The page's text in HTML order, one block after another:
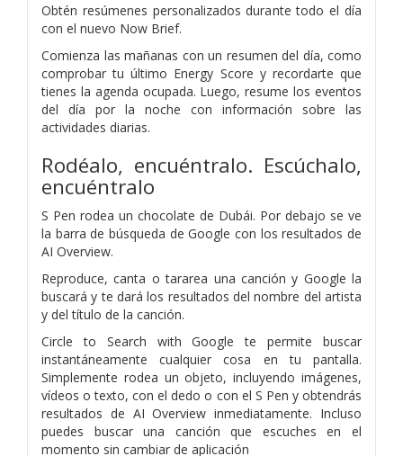
Obtén resúmenes personalizados durante todo el día
con el nuevo Now Brief.
Comienza las mañanas con un resumen del día, como
comprobar tu último Energy Score y recordarte que
tienes la agenda ocupada. Luego, resume los eventos
del día por la noche con información sobre las
actividades diarias.
Rodéalo, encuéntralo. Escúchalo,
encuéntralo
S Pen rodea un chocolate de Dubái. Por debajo se ve
la barra de búsqueda de Google con los resultados de
AI Overview.
Reproduce, canta o tararea una canción y Google la
buscará y te dará los resultados del nombre del artista
y del título de la canción.
Circle to Search with Google te permite buscar
instantáneamente cualquier cosa en tu pantalla.
Simplemente rodea un objeto, incluyendo imágenes,
vídeos o texto, con el dedo o con el S Pen y obtendrás
resultados de AI Overview inmediatamente. Incluso
puedes buscar una canción que escuches en el
momento sin cambiar de aplicación